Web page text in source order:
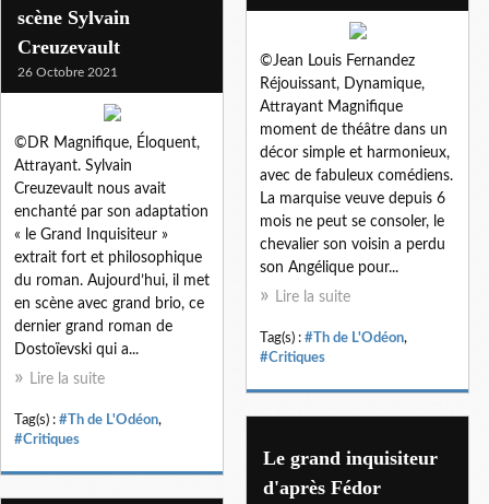
©Jean Louis Fernandez
Réjouissant, Dynamique,
Attrayant Magnifique
moment de théâtre dans un
décor simple et harmonieux,
avec de fabuleux comédiens.
La marquise veuve depuis 6
mois ne peut se consoler, le
chevalier son voisin a perdu
son Angélique pour...
Lire la suite
Tag(s) : #Th de L'Odéon,
#Critiques
scène Sylvain
Creuzevault
26 Octobre 2021
©DR Magnifique, Éloquent,
Attrayant. Sylvain
Creuzevault nous avait
enchanté par son adaptation
« le Grand Inquisiteur »
extrait fort et philosophique
du roman. Aujourd’hui, il met
en scène avec grand brio, ce
dernier grand roman de
Dostoïevski qui a...
Lire la suite
Tag(s) : #Th de L'Odéon,
#Critiques
Le grand inquisiteur
d'après Fédor